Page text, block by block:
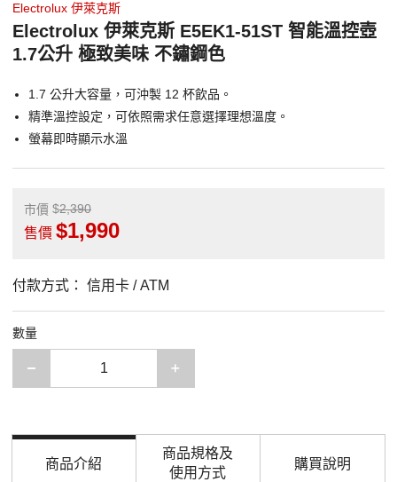
Electrolux 伊萊克斯
Electrolux 伊萊克斯 E5EK1-51ST 智能溫控壺
1.7公升 極致美味 不鏽鋼色
1.7 公升大容量，可沖製 12 杯飲品。
精準溫控設定，可依照需求任意選擇理想溫度。
螢幕即時顯示水溫
市價 2,390
售價 1,990
付款方式： 信用卡 / ATM
數量
減少一項
商品介紹
商品規格及
使用方式
購買說明